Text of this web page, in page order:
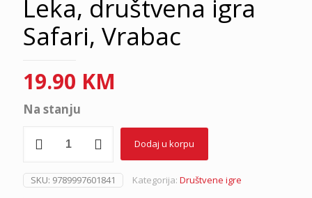
Leka, društvena igra
Safari, Vrabac
19.90 KM
Na stanju
Safari,
Vrabac
Dodaj u korpu
SKU: 9789997601841 Kategorija: Društvene igre